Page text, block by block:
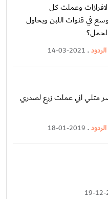
وعملت كل
في قنوات اللبن وبحاول
.
14-03-2021
متلي اني عملت زرع لصدري
.
18-01-2019
19-12-